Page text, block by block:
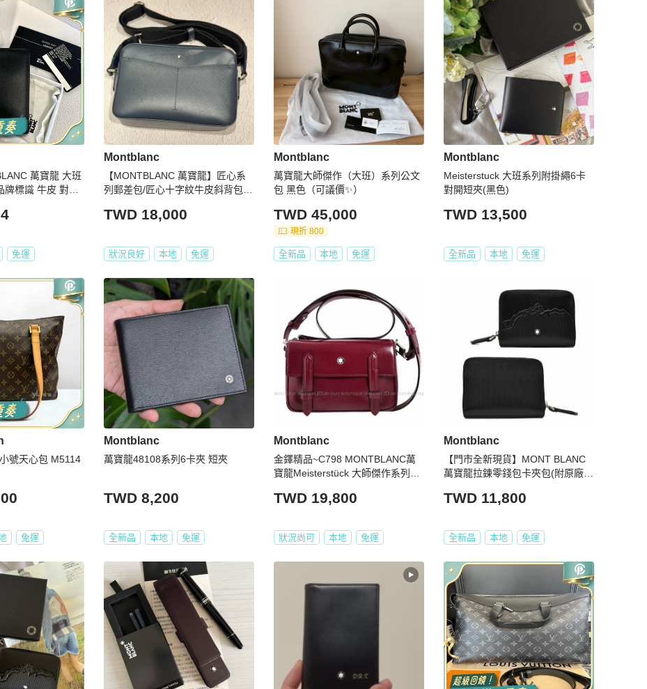
免運
Montblanc
【MONTBLANC 萬寶龍】匠心系
列郵差包/匠心十字紋牛皮斜背包/
TWD 18,000
狀況良好 本地 免運
Montblanc
萬寶龍大師傑作（大班）系列公文
包 黑色（可議價✨）
TWD 45,000
現折 800
全新品 本地 免運
Montblanc
Meisterstuck 大班系列附掛繩6卡
對開短夾(黑色)
TWD 13,500
全新品 本地 免運
號天心包 M5114
免運
Montblanc
萬寶龍48108系列6卡夾 短夾
TWD 8,200
全新品 本地 免運
Montblanc
金鐸精品~C798 MONTBLANC萬
寶龍Meisterstück 大師傑作系列勃
者包
TWD 19,800
狀況尚可 本地 免運
Montblanc
【門市全新現貨】MONT BLANC
萬寶龍拉鍊零錢包卡夾包(附原廠紙
TWD 11,800
全新品 本地 免運